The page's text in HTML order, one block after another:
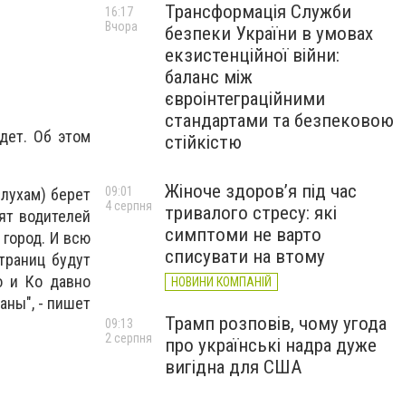
Об этом
берет
водителей
И всю
будут
и Ко давно
- пишет
Трансформація Служби
безпеки України в умовах
екзистенційної війни:
баланс між
євроінтеграційними
стандартами та безпековою
стійкістю
16:17
Вчора
Жіноче здоров’я під час
тривалого стресу: які
симптоми не варто
списувати на втому
НОВИНИ КОМПАНІЙ
09:01
4 серпня
Трамп розповів, чому угода
про українські надра дуже
вигідна для США
09:13
2 серпня